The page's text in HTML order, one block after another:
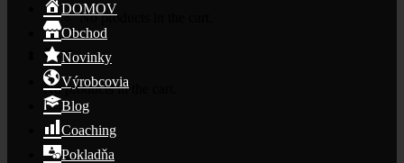
No products in the cart.
Cart
No products in the cart.
DOMOV
Obchod
Novinky
Výrobcovia
Blog
Coaching
Pokladňa